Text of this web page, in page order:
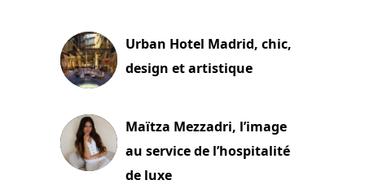
Urban Hotel Madrid, chic,
design et artistique
Maïtza Mezzadri, l’image
au service de l’hospitalité
de luxe